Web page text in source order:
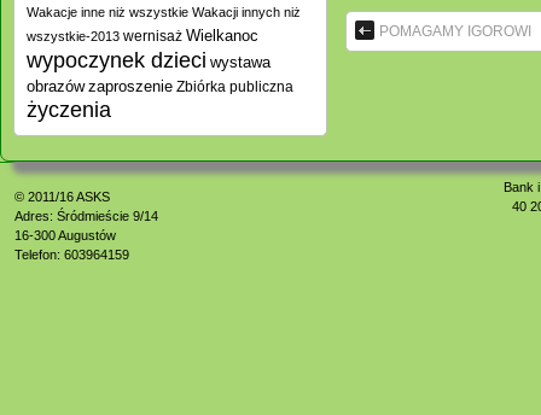
POMAGAMY IGOROWI
Wakacje inne niż wszystkie Wakacji innych niż
wszystkie-2013 wernisaż Wielkanoc
wypoczynek dzieci wystawa
obrazów zaproszenie Zbiórka publiczna
życzenia
© 2011/16ASKS
Adres: Śródmieście 9/14
16-300 Augustów
Telefon: 603964159
Bank
40